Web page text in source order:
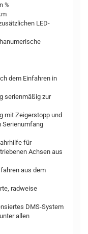
%
LED-
dem Einfahren in
serienmäßig zur
mit Zeigerstopp und
Serienumfang
für
Achsen aus
aus dem
radweise
DMS-System
allen